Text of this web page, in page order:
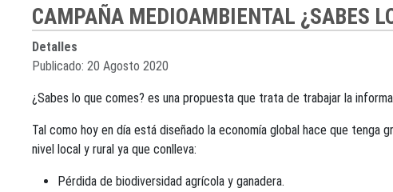
CAMPAÑA MEDIOAMBIENTAL ¿SABES
Detalles
Publicado: 20 Agosto 2020
¿Sabes lo que comes? es una propuesta que trata de trabajar la
Tal como hoy en día está diseñado la economía global hace que
nivel local y rural ya que conlleva:
Pérdida de biodiversidad agrícola y ganadera.